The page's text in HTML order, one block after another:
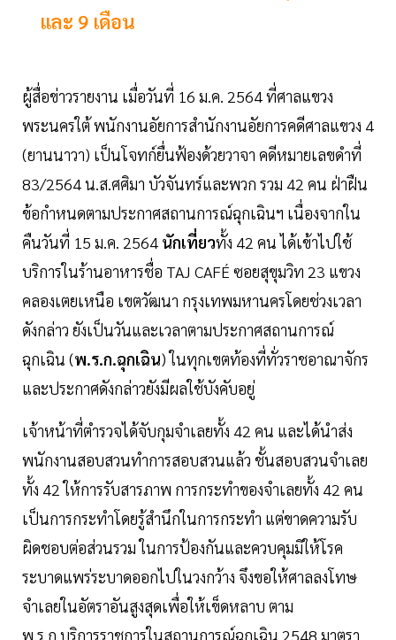
และ 9 เดือน
ผู้สื่อข่าวรายงาน เมื่อวันที่ 16 ม.ค. 2564 ที่ศาลแขวง
พระนครใต้ พนักงานอัยการสำนักงานอัยการคดีศาลแขวง 4
(ยานนาวา) เป็นโจทก์ยื่นฟ้องด้วยวาจา คดีหมายเลขดำที่
83/2564 น.ส.ศศิมา บัวจันทร์และพวก รวม 42 คน ฝ่าฝืน
ข้อกำหนดตามประกาศสถานการณ์ฉุกเฉินฯ เนื่องจากใน
คืนวันที่ 15 ม.ค. 2564 นักเที่ยวทั้ง 42 คน ได้เข้าไปใช้
บริการในร้านอาหารชื่อ TAJ CAFÉ ซอยสุขุมวิท 23 แขวง
คลองเตยเหนือ เขตวัฒนา กรุงเทพมหานครโดยช่วงเวลา
ดังกล่าว ยังเป็นวันและเวลาตามประกาศสถานการณ์
ฉุกเฉิน (พ.ร.ก.ฉุกเฉิน) ในทุกเขตท้องที่ทั่วราชอาณาจักร
และประกาศดังกล่าวยังมีผลใช้บังคับอยู่
เจ้าหน้าที่ตำรวจได้จับกุมจำเลยทั้ง 42 คน และได้นำส่ง
พนักงานสอบสวนทำการสอบสวนแล้ว ชั้นสอบสวนจำเลย
ทั้ง 42 ให้การรับสารภาพ การกระทำของจำเลยทั้ง 42 คน
เป็นการกระทำโดยรู้สำนึกในการกระทำ แต่ขาดความรับ
ผิดชอบต่อส่วนรวม ในการป้องกันและควบคุมมิให้โรค
ระบาดแพร่ระบาดออกไปในวงกว้าง จึงขอให้ศาลลงโทษ
จำเลยในอัตราอันสูงสุดเพื่อให้เข็ดหลาบ ตาม
พ.ร.ก.บริการราชการในสถานการณ์ฉุกเฉิน 2548 มาตรา